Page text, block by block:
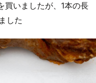
買いましたが、1本の長
した